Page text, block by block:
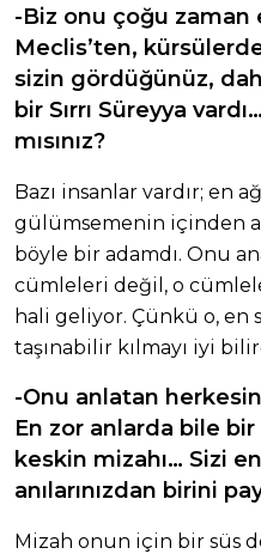
-Biz onu çoğu zaman
Meclis’ten,
sizin gördüğünüz,
bir Sırrı Süreyya
mısınız?
Bazı insanlar vardır; en
gülümsemenin içinden
böyle bir adamdı. Onu
cümleleri değil, o
hali geliyor. Çünkü o,
taşınabilir kılmayı iyi
-Onu anlatan
En zor anlarda bile
keskin mizahı… Sizi
anılarınızdan birini
Mizah onun için bir süs